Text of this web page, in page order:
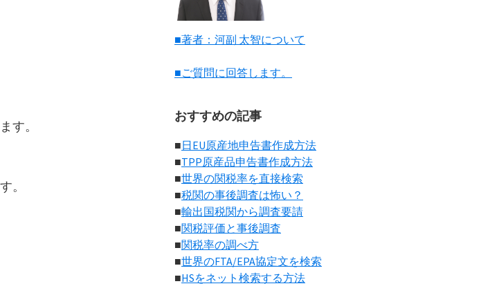
す。
。
■著者：河副 太智について
■ご質問に回答します。
おすすめの記事
■日EU原産地申告書作成方法
■TPP原産品申告書作成方法
■世界の関税率を直接検索
■税関の事後調査は怖い？
■輸出国税関から調査要請
■関税評価と事後調査
■関税率の調べ方
■世界のFTA/EPA協定文を検索
■HSをネット検索する方法